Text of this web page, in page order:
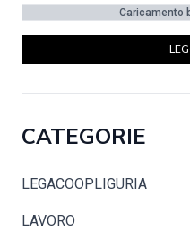
Caricamento
CATEGORIE
LEGACOOPLIGURIA
LAVORO